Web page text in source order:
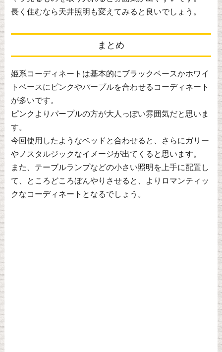
長く住むなら天井照明も変えてみると良いでしょう。
まとめ
姫系コーディネートは基本的にブラックベースかホワイ
トベースにピンクやパープルを合わせるコーディネート
が多いです。
ピンクよりパープルの方が大人っぽい雰囲気だと思いま
す。
今回使用したようなベッドと合わせると、さらにガリー
やノスタルジックなイメージが出てくると思います。
また、テーブルランプなどの小さい照明を上手に配置し
て、ところどころぼんやりさせると、よりロマンティッ
クなコーディネートとなるでしょう。